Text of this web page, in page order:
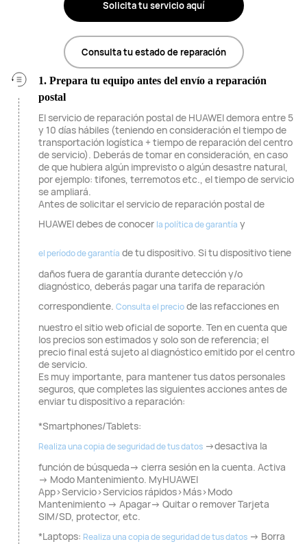
Solicita tu servicio aquí
Consulta tu estado de reparación
1. Prepara tu equipo antes del envío a reparación
postal
El servicio de reparación postal de HUAWEI demora entre 5
y 10 días hábiles (teniendo en consideración el tiempo de
transportación logística + tiempo de reparación del centro
de servicio). Deberás de tomar en consideración, en caso
de que hubiera algún imprevisto o algún desastre natural,
por ejemplo: tifones, terremotos etc., el tiempo de servicio
se ampliará.
Antes de solicitar el servicio de reparación postal de
HUAWEI debes de conocer la política de garantía y
el período de garantía de tu dispositivo. Si tu dispositivo tiene
daños fuera de garantía durante detección y/o
diagnóstico, deberás pagar una tarifa de reparación
correspondiente. Consulta el preciode las refacciones en
nuestro el sitio web oficial de soporte. Ten en cuenta que
los precios son estimados y solo son de referencia; el
precio final está sujeto al diagnóstico emitido por el centro
de servicio.
Es muy importante, para mantener tus datos personales
seguros, que completes las siguientes acciones antes de
enviar tu dispositivo a reparación:
*Smartphones/Tablets:
Realiza una copia de seguridad de tus datos →desactiva la
función de búsqueda→ cierra sesión en la cuenta. Activa
→ Modo Mantenimiento. MyHUAWEI
App>Servicio>Servicios rápidos>Más>Modo
Mantenimiento → Apagar→ Quitar o remover Tarjeta
SIM/SD, protector, etc.
*Laptops: Realiza una copia de seguridad de tus datos → Borra